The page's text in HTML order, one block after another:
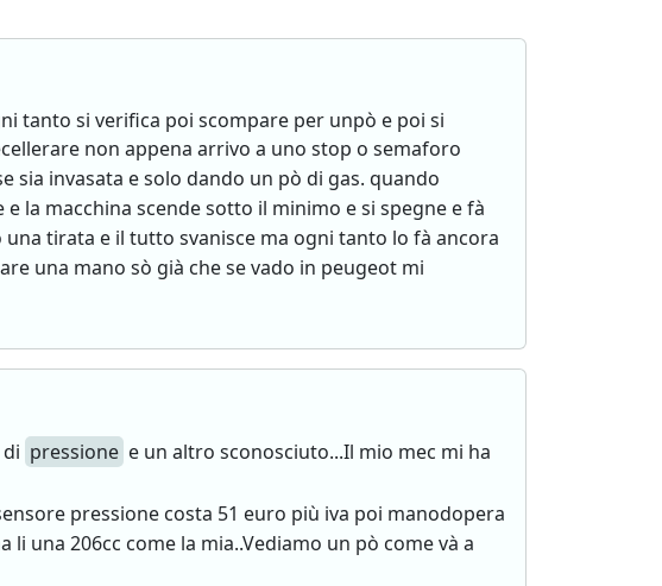
tanto si verifica poi scompare per unpò e poi si
non appena arrivo a uno stop o semaforo
sia invasata e solo dando un pò di gas. quando
la macchina scende sotto il minimo e si spegne e fà
tirata e il tutto svanisce ma ogni tanto lo fà ancora
una mano sò già che se vado in peugeot mi
di pressione e un altro sconosciuto...Il mio mec mi ha
pressione costa 51 euro più iva poi manodopera
una 206cc come la mia..Vediamo un pò come và a